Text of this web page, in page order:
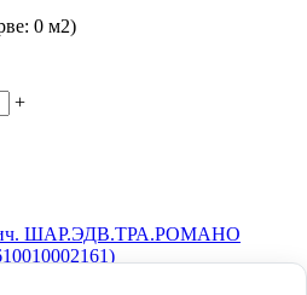
0 м2)
+
ШАР.ЭДВ.ТРА.РОМАНО